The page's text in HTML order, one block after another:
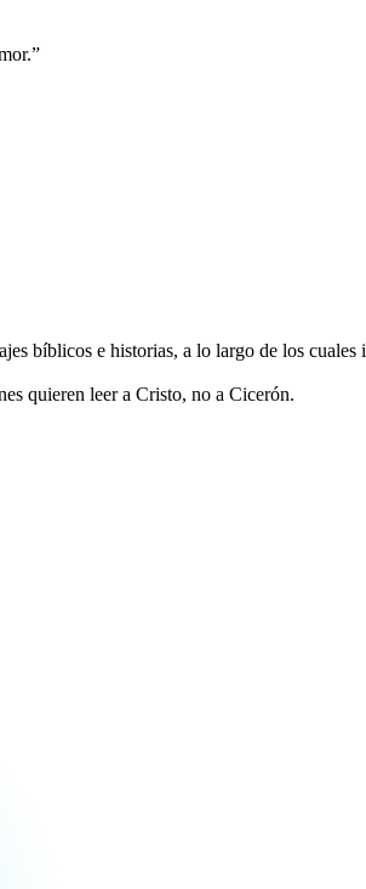
bíblicos e historias, a lo largo de los
quieren leer a Cristo, no a Cicerón.